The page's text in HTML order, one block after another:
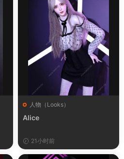
人物（Looks）
Alice
21小时前